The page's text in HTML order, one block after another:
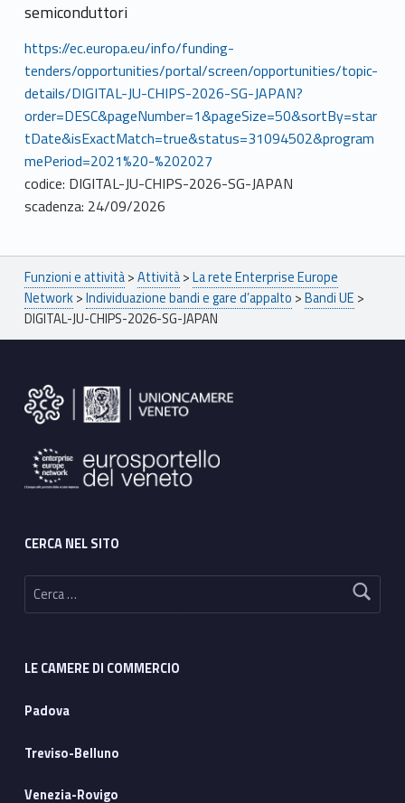
semiconduttori
https://ec.europa.eu/info/funding-
tenders/opportunities/portal/screen/opportunities/topic-
details/DIGITAL-JU-CHIPS-2026-SG-JAPAN?
order=DESC&pageNumber=1&pageSize=50&sortBy=star
tDate&isExactMatch=true&status=31094502&program
mePeriod=2021%20-%202027
codice: DIGITAL-JU-CHIPS-2026-SG-JAPAN
scadenza: 24/09/2026
Breadcrumbs navigation
Funzioni e attività>Attività>La rete Enterprise Europe
Network>Individuazione bandi e gare d’appalto >Bandi UE >
DIGITAL-JU-CHIPS-2026-SG-JAPAN
CERCA NEL SITO
Ricerca per:
LE CAMERE DI COMMERCIO
Padova
Treviso-Belluno
Venezia-Rovigo